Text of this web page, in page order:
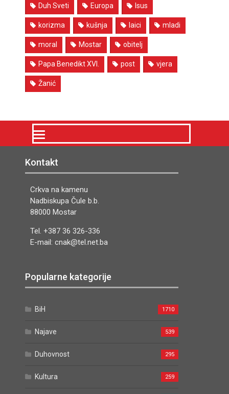
Duh Sveti Europa Isus
korizma kušnja laici mladi
moral Mostar obitelj
Papa Benedikt XVI. post vjera
Žanić
Kontakt
Crkva na kamenu
Nadbiskupa Čule b.b.
88000 Mostar
Tel. +387 36 326-336
E-mail: cnak@tel.net.ba
Popularne kategorije
BiH 1710
Najave 539
Duhovnost 295
Kultura 259